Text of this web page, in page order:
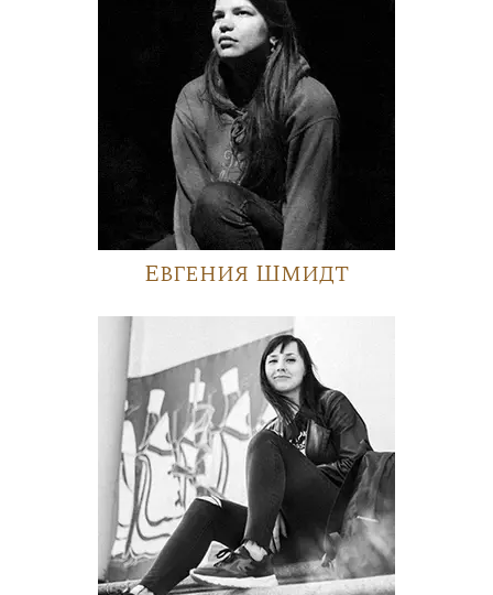
Евгения Шмидт